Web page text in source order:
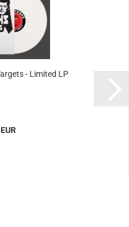
- Limited LP